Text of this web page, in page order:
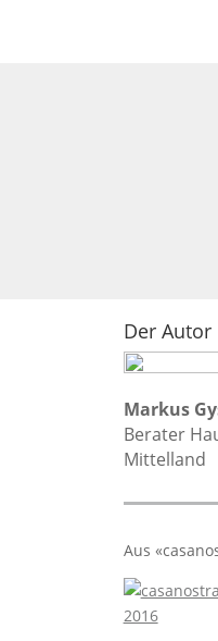
Der Autor
Markus
Berater
Mittelland
Aus